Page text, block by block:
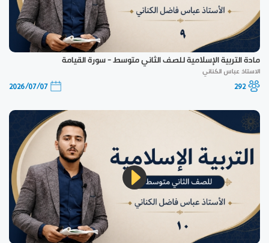
مادة التربية الإسلامية للصف الثاني متوسط - سورة القيامة
الاستاذ عباس الكناني
292
2026/07/07